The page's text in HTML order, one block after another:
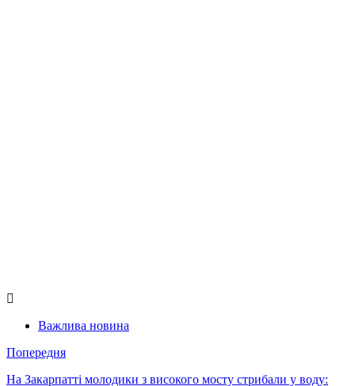
Важлива новина
Попередня
На Закарпатті молодики з високого мосту стрибали у воду: